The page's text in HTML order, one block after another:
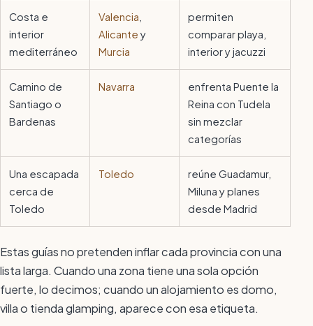
Costa e
interior
mediterráneo
Valencia
Alicante y
Murcia
permiten
comparar playa,
interior y jacuzzi
Camino de
Santiago o
Bardenas
Navarra
enfrenta Puente la
Reina con Tudela
sin mezclar
categorías
Una escapada
cerca de
Toledo
Toledo
reúne Guadamur,
Miluna y planes
desde Madrid
Estas guías no pretenden inflar cada provincia con una
lista larga. Cuando una zona tiene una sola opción
fuerte, lo decimos; cuando un alojamiento es domo,
villa o tienda glamping, aparece con esa etiqueta.